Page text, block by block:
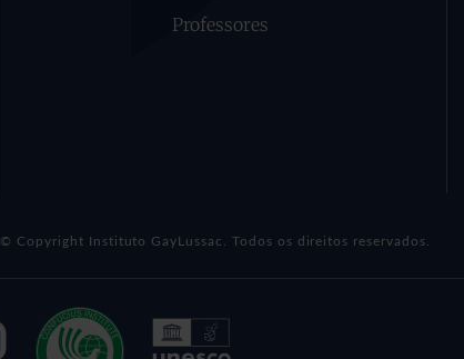
Professores
© Copyright Instituto GayLussac. Todos os direitos reservados.